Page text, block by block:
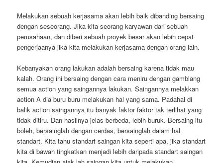
Melakukan sebuah kerjasama akan lebih baik dibanding bersaing
dengan seseorang. Jika kita seorang karyawan dari sebuah
perusahaan, dan diberi sebuah proyek besar akan lebih cepat
pengerjaanya jika kita melakukan kerjasama dengan orang lain.
Kebanyakan orang lakukan adalah bersaing karena tidak mau
kalah. Orang ini bersaing dengan cara meniru dengan gamblang
semua action yang saingannya lakukan. Saingannya melakkan
action A dia buru buru melakukan hal yang sama. Padahal di
balik action saingannya itu banyak faktor faktor tak terlihat yang
tidak ditiru. Dan hasilnya jelas berbeda, lebih buruk. Bersaing itu
boleh, bersainglah dengan cerdas, bersainglah dalam hal
standart. Kita tahu standart saingan kita seperti apa, jika standart
kita di bawah tingkatkan menjadi lebih daripada standart saingan